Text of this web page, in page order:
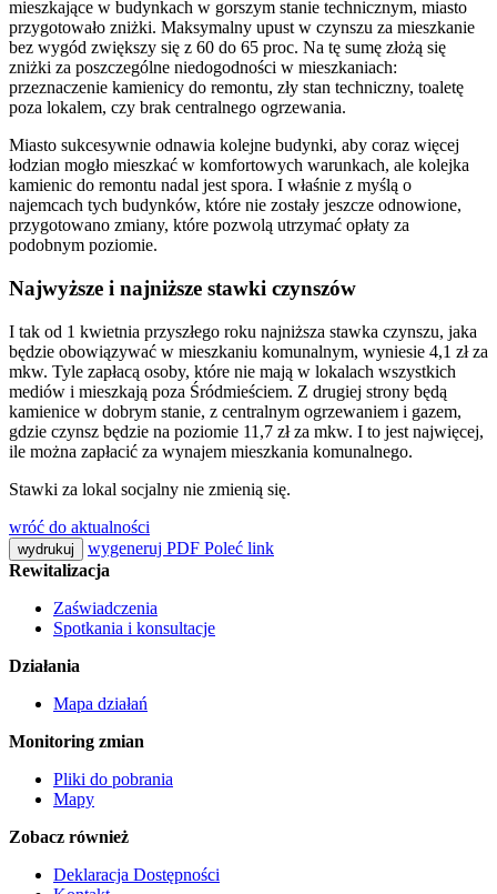
mieszkające w budynkach w gorszym stanie technicznym, miasto
przygotowało zniżki. Maksymalny upust w czynszu za mieszkanie
bez wygód zwiększy się z 60 do 65 proc. Na tę sumę złożą się
zniżki za poszczególne niedogodności w mieszkaniach:
przeznaczenie kamienicy do remontu, zły stan techniczny, toaletę
poza lokalem, czy brak centralnego ogrzewania.
Miasto sukcesywnie odnawia kolejne budynki, aby coraz więcej
łodzian mogło mieszkać w komfortowych warunkach, ale kolejka
kamienic do remontu nadal jest spora. I właśnie z myślą o
najemcach tych budynków, które nie zostały jeszcze odnowione,
przygotowano zmiany, które pozwolą utrzymać opłaty za
podobnym poziomie.
Najwyższe i najniższe stawki czynszów
I tak od 1 kwietnia przyszłego roku najniższa stawka czynszu, jaka
będzie obowiązywać w mieszkaniu komunalnym, wyniesie 4,1 zł za
mkw. Tyle zapłacą osoby, które nie mają w lokalach wszystkich
mediów i mieszkają poza Śródmieściem. Z drugiej strony będą
kamienice w dobrym stanie, z centralnym ogrzewaniem i gazem,
gdzie czynsz będzie na poziomie 11,7 zł za mkw. I to jest najwięcej,
ile można zapłacić za wynajem mieszkania komunalnego.
Stawki za lokal socjalny nie zmienią się.
wróć do aktualności
wydrukuj wygeneruj PDF Poleć link
Rewitalizacja
Zaświadczenia
Spotkania i konsultacje
Działania
Mapa działań
Monitoring zmian
Pliki do pobrania
Mapy
Zobacz również
Deklaracja Dostępności